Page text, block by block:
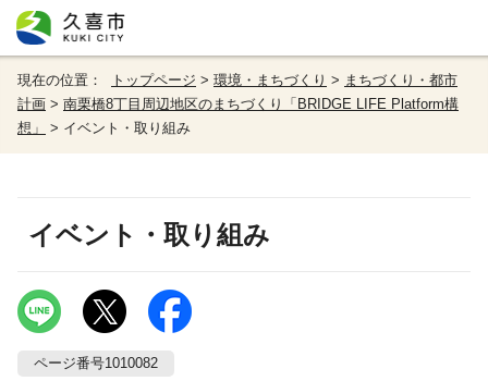
現在の位置： トップページ > 環境・まちづくり > まちづくり・都市
計画 > 南栗橋8丁目周辺地区のまちづくり「BRIDGE LIFE Platform構
想」
> イベント・取り組み
イベント・取り組み
ページ番号1010082